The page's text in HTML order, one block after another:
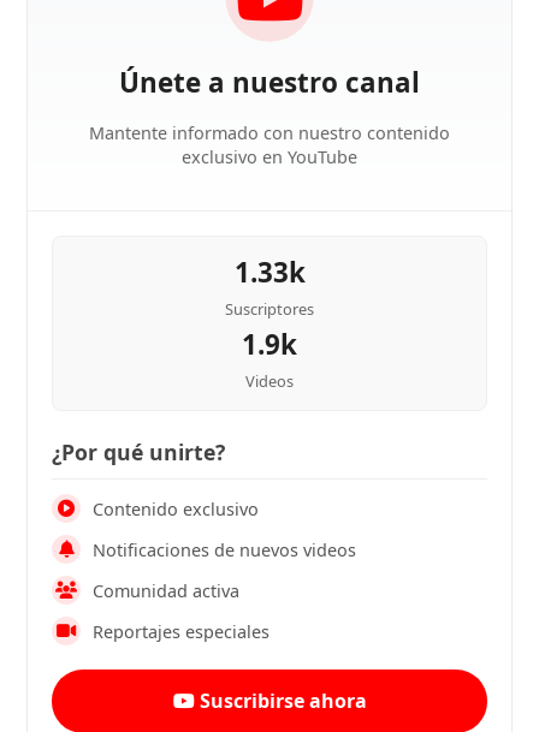
Únete a nuestro canal
Mantente informado con nuestro contenido
exclusivo en YouTube
1.33k
Suscriptores
1.9k
Videos
¿Por qué unirte?
Contenido exclusivo
Notificaciones de nuevos videos
Comunidad activa
Reportajes especiales
Suscribirse ahora